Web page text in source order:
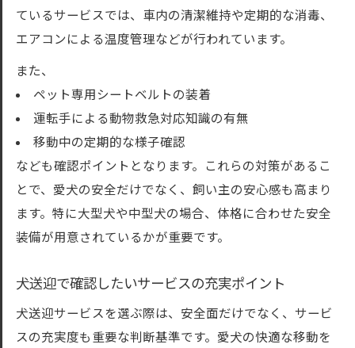
ているサービスでは、車内の清潔維持や定期的な消毒、
エアコンによる温度管理などが行われています。
また、
ペット専用シートベルトの装着
運転手による動物救急対応知識の有無
移動中の定期的な様子確認
なども確認ポイントとなります。これらの対策があるこ
とで、愛犬の安全だけでなく、飼い主の安心感も高まり
ます。特に大型犬や中型犬の場合、体格に合わせた安全
装備が用意されているかが重要です。
犬送迎で確認したいサービスの充実ポイント
犬送迎サービスを選ぶ際は、安全面だけでなく、サービ
スの充実度も重要な判断基準です。愛犬の快適な移動を